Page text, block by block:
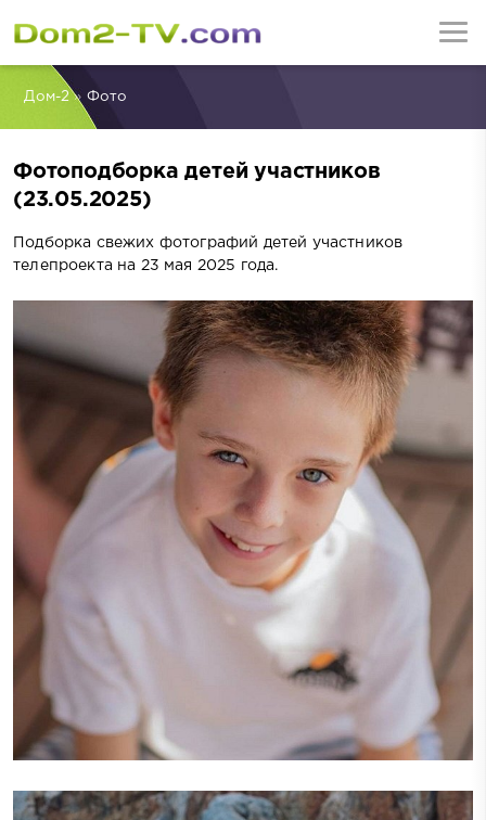
Дом-2» Фото
Фотоподборка детей участников
(23.05.2025)
Подборка свежих фотографий детей участников
телепроекта на 23 мая 2025 года.